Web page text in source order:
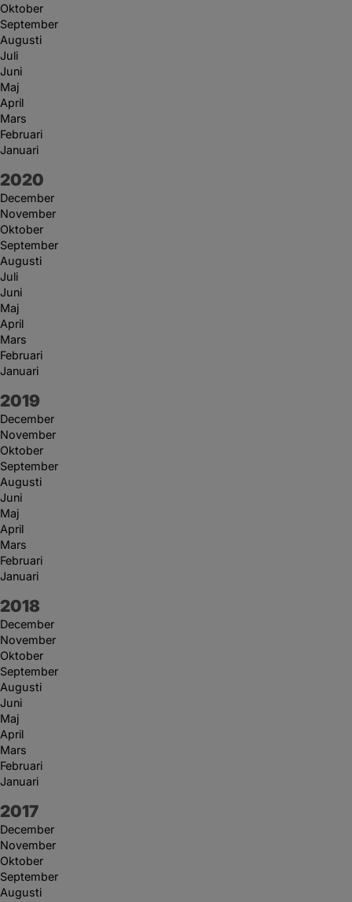
Oktober
September
Augusti
Juli
Juni
Maj
April
Mars
Februari
Januari
År:
2020
December
November
Oktober
September
Augusti
Juli
Juni
Maj
April
Mars
Februari
Januari
År:
2019
December
November
Oktober
September
Augusti
Juni
Maj
April
Mars
Februari
Januari
År:
2018
December
November
Oktober
September
Augusti
Juni
Maj
April
Mars
Februari
Januari
År:
2017
December
November
Oktober
September
Augusti